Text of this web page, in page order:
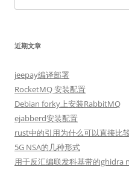
索：
近期文章
jeepay编译部署
RocketMQ 安装配置
Debian forky上安装RabbitMQ
ejabberd安装配置
rust中的引用为什么可以直接比
5G NSA的几种形式
用于反汇编联发科基带的ghidra